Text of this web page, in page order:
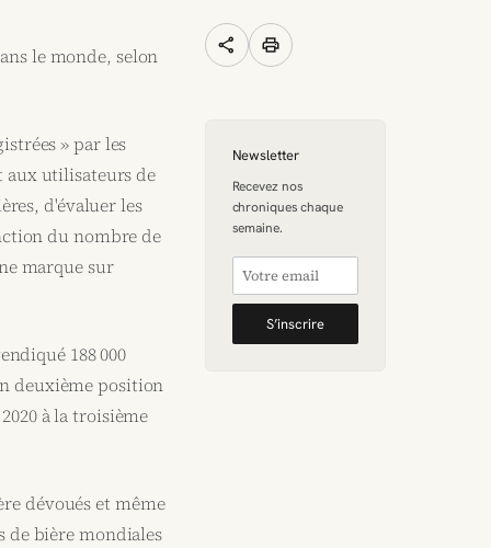
le monde, selon
» par les
aux utilisateurs de
d'évaluer les
du nombre de
marque sur
188 000
deuxième position
à la troisième
dévoués et même
de bière mondiales
share print
Newsletter
Recevez nos
chroniques chaque
semaine.
S’inscrire